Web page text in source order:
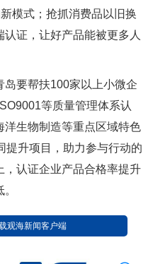
模式；抢抓消费品以旧换
证，让好产品能被更多人
要帮扶100家以上小微企
等质量管理体系认
生物制造等重点区域特色
提升项目，助力参与行动的
认证企业产品合格率提升
观海新闻客户端